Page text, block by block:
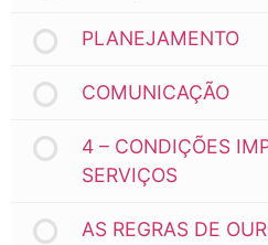
PLANEJAMENTO
COMUNICAÇÃO
4 – CONDIÇÕES
SERVIÇOS
AS REGRAS DE